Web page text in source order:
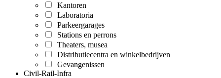
Kantoren
Laboratoria
Parkeergarages
Stations en perrons
Theaters, musea
Distributiecentra en winkelbedrijven
Gevangenissen
Civil-Rail-Infra